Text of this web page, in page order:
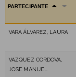
PARTECIPANTE
VARA ÁLVAREZ, LAURA
VAZQUEZ CORDOVA,
JOSE MANUEL